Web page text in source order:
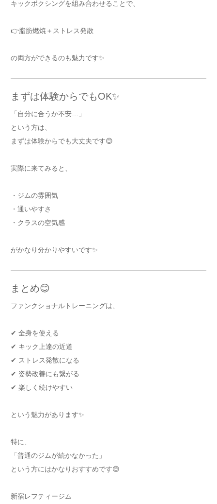
キックボクシングを組み合わせることで、
👉脂肪燃焼＋ストレス発散
の両方ができるのも魅力です✨
まずは体験からでもOK✨
「自分に合うか不安…」
という方は、
まずは体験からでも大丈夫です😊
実際に来てみると、
・ジムの雰囲気
・通いやすさ
・クラスの空気感
がかなり分かりやすいです✨
まとめ😊
ファンクショナルトレーニングは、
✔ 全身を使える
✔ キック上達の近道
✔ ストレス発散になる
✔ 姿勢改善にも繋がる
✔ 楽しく続けやすい
という魅力があります✨
特に、
「普通のジムが続かなかった」
という方にはかなりおすすめです😊
新宿レフティージム